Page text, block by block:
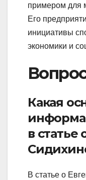
примером для
Его
инициативы
экономики и
Какая
в статье
В статье о